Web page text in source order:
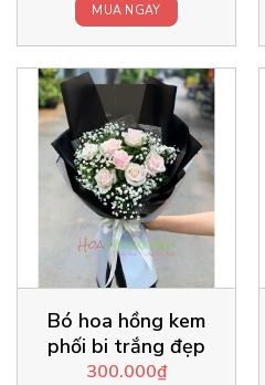
MUA NGAY
Bó hoa hồng kem
phối bi trắng đẹp
300.000₫